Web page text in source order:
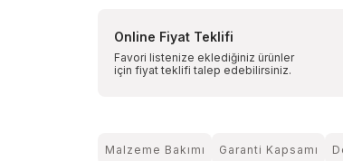
Online Fiyat Teklifi
Favori listenize eklediğiniz ürünler
için fiyat teklifi talep edebilirsiniz.
Malzeme Bakımı Garanti Kapsamı